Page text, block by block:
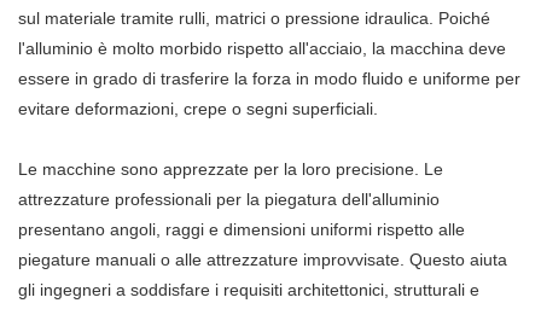
sul materiale tramite rulli, matrici o pressione idraulica. Poiché
l'alluminio è molto morbido rispetto all'acciaio, la macchina deve
essere in grado di trasferire la forza in modo fluido e uniforme per
evitare deformazioni, crepe o segni superficiali.
Le macchine sono apprezzate per la loro precisione. Le
attrezzature professionali per la piegatura dell'alluminio
presentano angoli, raggi e dimensioni uniformi rispetto alle
piegature manuali o alle attrezzature improvvisate. Questo aiuta
gli ingegneri a soddisfare i requisiti architettonici, strutturali e